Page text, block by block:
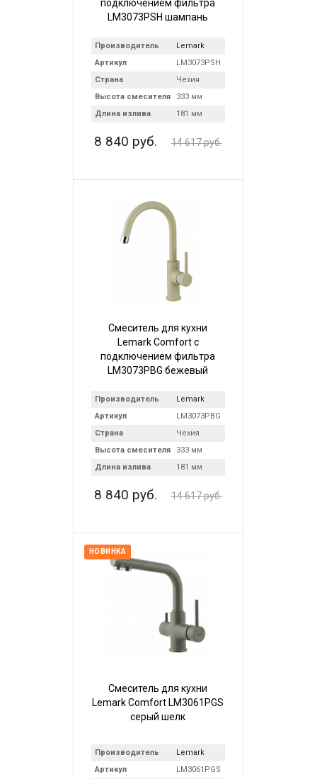
подключением фильтра
LM3073PSH шампань
Производитель
Lemark
Артикул
LM3073PSH
Страна
Чехия
Высота смесителя
333 мм
Длина излива
181 мм
8 840 руб. 14 617 руб.
Смеситель для кухни
Lemark Comfort с
подключением фильтра
LM3073PBG бежевый
Производитель
Lemark
Артикул
LM3073PBG
Страна
Чехия
Высота смесителя
333 мм
Длина излива
181 мм
8 840 руб. 14 617 руб.
НОВИНКА
Смеситель для кухни
Lemark Comfort LM3061PGS
серый шелк
Производитель
Lemark
Артикул
LM3061PGS